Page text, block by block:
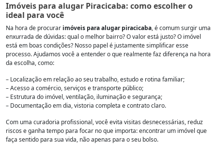
Imóveis para alugar Piracicaba: como escolher o
ideal para você
Na hora de procurar imóveis para alugar piracicaba, é comum surgir uma
enxurrada de dúvidas: qual o melhor bairro? O valor está justo? O imóvel
está em boas condições? Nosso papel é justamente simplificar esse
processo. Ajudamos você a entender o que realmente faz diferença na hora
da escolha, como:
– Localização em relação ao seu trabalho, estudo e rotina familiar;
– Acesso a comércio, serviços e transporte público;
– Estrutura do imóvel, ventilação, iluminação e segurança;
– Documentação em dia, vistoria completa e contrato claro.
Com uma curadoria profissional, você evita visitas desnecessárias, reduz
riscos e ganha tempo para focar no que importa: encontrar um imóvel que
faça sentido para sua vida, não apenas para o seu bolso.